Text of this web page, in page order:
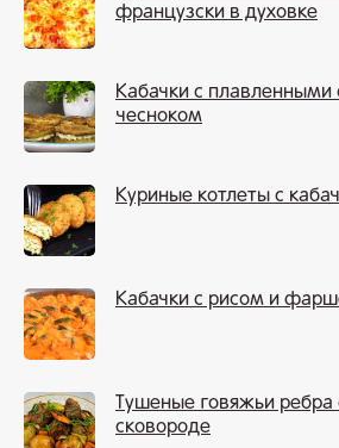
французски в духовке
Кабачки с
чесноком
Куриные котлеты с
Кабачки с рисом и
Тушеные говяжьи
сковороде